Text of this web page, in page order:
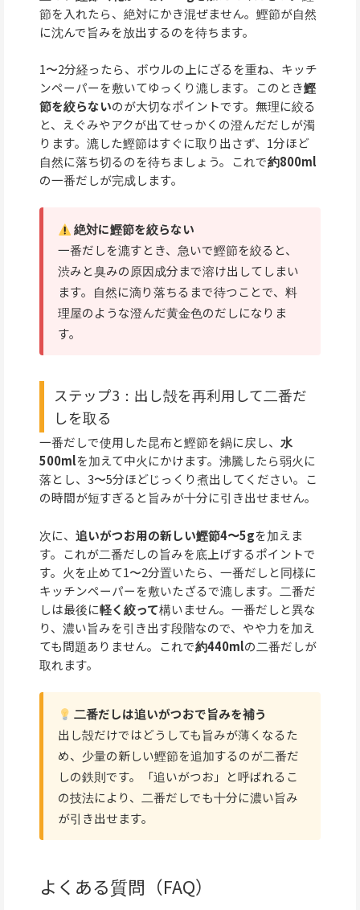
節を入れたら、絶対にかき混ぜません。鰹節が自然
に沈んで旨みを放出するのを待ちます。
1〜2分経ったら、ボウルの上にざるを重ね、キッチ
ンペーパーを敷いてゆっくり漉します。このとき鰹
節を絞らないのが大切なポイントです。無理に絞る
と、えぐみやアクが出てせっかくの澄んだだしが濁
ります。漉した鰹節はすぐに取り出さず、1分ほど
自然に落ち切るのを待ちましょう。これで約800ml
の一番だしが完成します。
絶対に鰹節を絞らない
一番だしを漉すとき、急いで鰹節を絞ると、
渋みと臭みの原因成分まで溶け出してしまい
ます。自然に滴り落ちるまで待つことで、料
理屋のような澄んだ黄金色のだしになりま
す。
ステップ3：出し殻を再利用して二番だ
しを取る
一番だしで使用した昆布と鰹節を鍋に戻し、 水
500mlを加えて中火にかけます。沸騰したら弱火に
落とし、3〜5分ほどじっくり煮出してください。こ
の時間が短すぎると旨みが十分に引き出せません。
次に、 追いがつお用の新しい鰹節4〜5gを加えま
す。これが二番だしの旨みを底上げするポイントで
す。火を止めて1〜2分置いたら、一番だしと同様に
キッチンペーパーを敷いたざるで漉します。二番だ
しは最後に軽く絞って構いません。一番だしと異な
り、濃い旨みを引き出す段階なので、やや力を加え
ても問題ありません。これで約440mlの二番だしが
取れます。
二番だしは追いがつおで旨みを補う
出し殻だけではどうしても旨みが薄くなるた
め、少量の新しい鰹節を追加するのが二番だ
しの鉄則です。「追いがつお」と呼ばれるこ
の技法により、二番だしでも十分に濃い旨み
が引き出せます。
よくある質問（FAQ）